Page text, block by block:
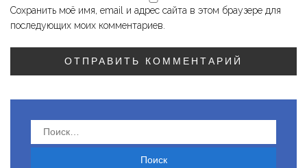
Сохранить моё имя, email и адрес сайта в этом браузере для
последующих моих комментариев.
Найти: